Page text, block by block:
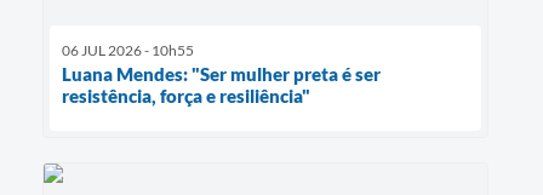
06 JUL 2026 - 10h55
Luana Mendes: "Ser mulher preta é ser
resistência, força e resiliência"